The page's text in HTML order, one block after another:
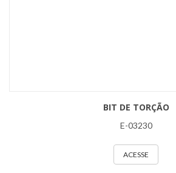
BIT DE TORÇÃO
E-03230
ACESSE